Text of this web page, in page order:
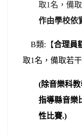
取1名，備
作由學校依
B類:【合理員
取1名，備取若干
(除音樂科
指導縣音樂
性比賽.)